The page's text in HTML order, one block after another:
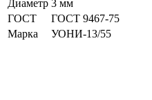
Диаметр 3 мм
ГОСТ
ГОСТ 9467-75
Марка
УОНИ-13/55